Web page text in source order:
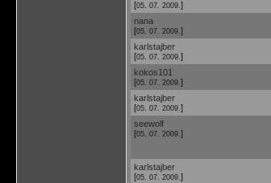
[05. 07. 2009. ]
nana
[05. 07. 2009. ]
karlstajber
[05. 07. 2009. ]
kokos101
[05. 07. 2009. ]
karlstajber
[05. 07. 2009. ]
seewolf
[05. 07. 2009. ]
karlstajber
[05. 07. 2009. ]